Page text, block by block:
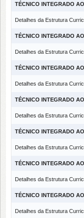
TÉCNICO INTEGRADO
Detalhes da Estrutura
TÉCNICO INTEGRADO
Detalhes da Estrutura
TÉCNICO INTEGRADO
Detalhes da Estrutura
TÉCNICO INTEGRADO
Detalhes da Estrutura
TÉCNICO INTEGRADO
Detalhes da Estrutura
TÉCNICO INTEGRADO
Detalhes da Estrutura
TÉCNICO INTEGRADO
Detalhes da Estrutura